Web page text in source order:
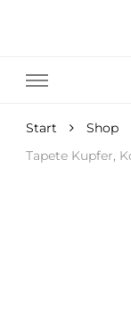
Start Shop
Tapete Kupfer,